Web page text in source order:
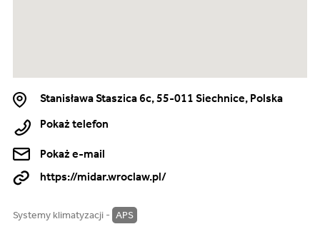
Stanisława Staszica 6c, 55-011 Siechnice, Polska
Pokaż telefon
https://midar.wroclaw.pl/
Pokaż e-mail
Systemy klimatyzacji - APS